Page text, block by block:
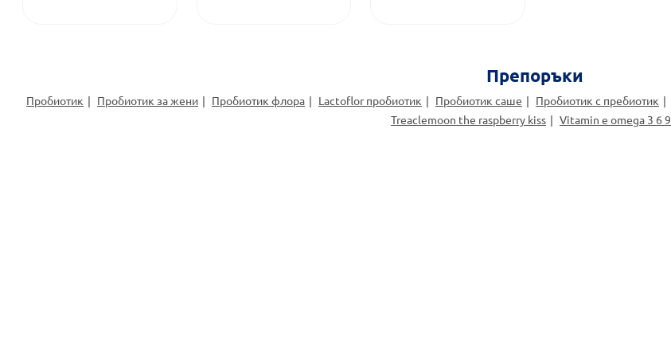
Препоръки
Пробиотик Пробиотик за жени Пробиотик флора Lactoflor пробиотик Пробиотик саше Пробиотик с пребиотик
Treaclemoon the raspberry kiss
Vitamin e omega 3 6 9